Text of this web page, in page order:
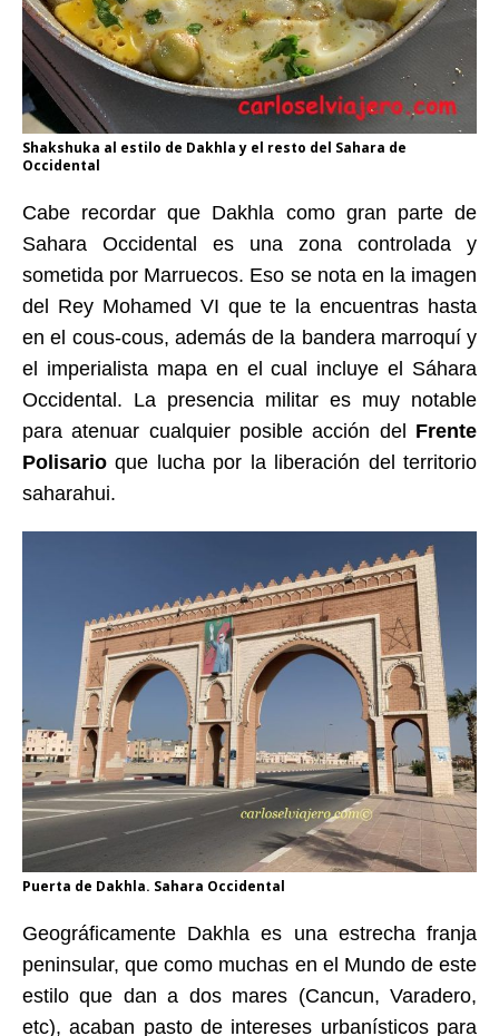
Shakshuka al estilo de Dakhla y el resto del Sahara de
Occidental
Cabe recordar que Dakhla como gran parte de
Sahara Occidental es una zona controlada y
sometida por Marruecos. Eso se nota en la imagen
del Rey Mohamed VI que te la encuentras hasta
en el cous-cous, además de la bandera marroquí y
el imperialista mapa en el cual incluye el Sáhara
Occidental. La presencia militar es muy notable
para atenuar cualquier posible acción del Frente
Polisario que lucha por la liberación del territorio
saharahui.
Puerta de Dakhla. Sahara Occidental
Geográficamente Dakhla es una estrecha franja
peninsular, que como muchas en el Mundo de este
estilo que dan a dos mares (Cancun, Varadero,
etc), acaban pasto de intereses urbanísticos para